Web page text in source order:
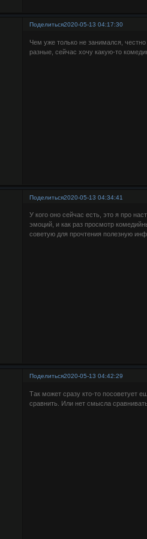
Поделиться2020-05-13 04:17:30
Чем уже только не занимался,
разные, сейчас хочу какую-то
Поделиться2020-05-13 04:34:41
У кого оно сейчас есть, это я про
эмоций, и как раз просмотр
советую для прочтения полезную
Поделиться2020-05-13 04:42:29
Так может сразу кто-то посоветует
сравнить. Или нет смысла